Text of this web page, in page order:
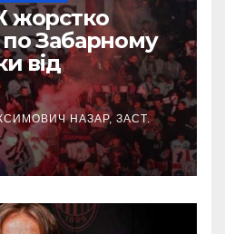
жорстко
Забарному
від
НАЗАР, ЗАСТ.